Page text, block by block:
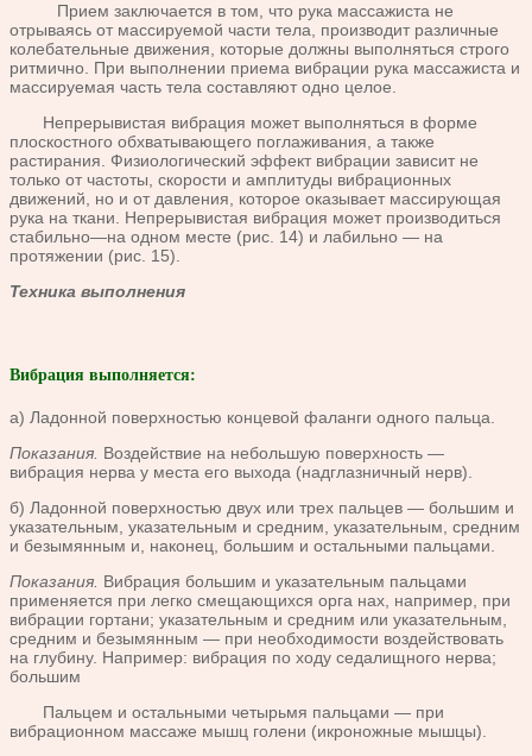
Прием заключается в том, что рука массажиста не
отрываясь от массируемой части тела, производит различные
колебательные движения, которые должны выполняться строго
ритмично. При выполнении приема вибрации рука массажиста и
массируемая часть тела составляют одно целое.
Непрерывистая вибрация может выполняться в форме
плоскостного обхватывающего поглаживания, а также
растирания. Физиологический эффект вибрации зависит не
только от частоты, скорости и амплитуды вибрационных
движений, но и от давления, которое оказывает массирующая
рука на ткани. Непрерывистая вибрация может производиться
стабильно—на одном месте (рис. 14) и лабильно — на
протяжении (рис. 15).
Техника выполнения
Вибрация выполняется:
а) Ладонной поверхностью концевой фаланги одного пальца.
Показания. Воздействие на небольшую поверхность —
вибрация нерва у места его выхода (надглазничный нерв).
б) Ладонной поверхностью двух или трех пальцев — большим и
указательным, указательным и средним, указательным, средним
и безымянным и, наконец, большим и остальными пальцами.
Показания. Вибрация большим и указательным пальцами
применяется при легко смещающихся орга нах, например, при
вибрации гортани; указательным и средним или указательным,
средним и безымянным — при необходимости воздействовать
на глубину. Например: вибрация по ходу седалищного нерва;
большим
Пальцем и остальными четырьмя пальцами — при
вибрационном массаже мышц голени (икроножные мышцы).